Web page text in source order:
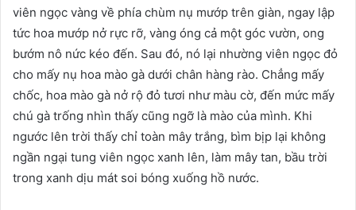
viên ngọc vàng về phía chùm nụ mướp trên giàn, ngay lập
tức hoa mướp nở rực rỡ, vàng óng cả một góc vườn, ong
bướm nô nức kéo đến. Sau đó, nó lại nhường viên ngọc đỏ
cho mấy nụ hoa mào gà dưới chân hàng rào. Chẳng mấy
chốc, hoa mào gà nở rộ đỏ tươi như màu cờ, đến mức mấy
chú gà trống nhìn thấy cũng ngỡ là mào của mình. Khi
ngước lên trời thấy chỉ toàn mây trắng, bìm bịp lại không
ngần ngại tung viên ngọc xanh lên, làm mây tan, bầu trời
trong xanh dịu mát soi bóng xuống hồ nước.